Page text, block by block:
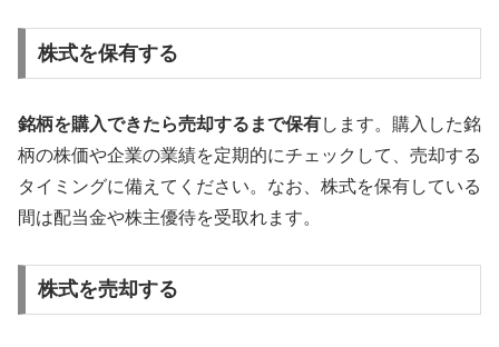
株式を保有する
銘柄を購入できたら売却するまで保有します。購入した銘
柄の株価や企業の業績を定期的にチェックして、売却する
タイミングに備えてください。なお、株式を保有している
間は配当金や株主優待を受取れます。
株式を売却する